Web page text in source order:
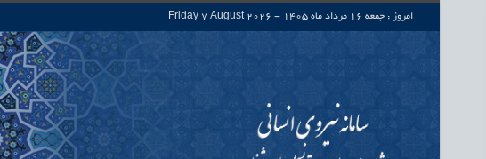
امروز : جمعه 16 مرداد ماه 1405 - Friday 7 August 2026